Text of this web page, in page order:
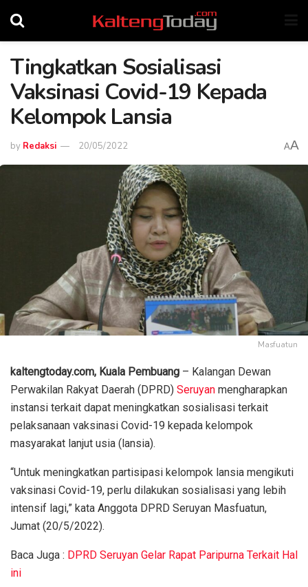
Tingkatkan Sosialisasi
Vaksinasi Covid-19 Kepada
Kelompok Lansia
by Redaksi 20/05/2022 AA
Masfuatun
kaltengtoday.com, Kuala Pembuang – Kalangan Dewan
Perwakilan Rakyat Daerah (DPRD) Seruyan mengharapkan
instansi terkait dapat meningkatkan sosialisasi terkait
pelaksanaan vaksinasi Covid-19 kepada kelompok
masyarakat lanjut usia (lansia).
“Untuk meningkatkan partisipasi kelompok lansia mengikuti
vaksinasi Covid-19, perlu dilakukan sosialisasi yang lebih
intensif lagi,” kata Anggota DPRD Seruyan Masfuatun,
Jumat (20/5/2022).
Baca Juga : DPRD Seruyan Gelar Rapat Paripurna Terkait Hal
ini